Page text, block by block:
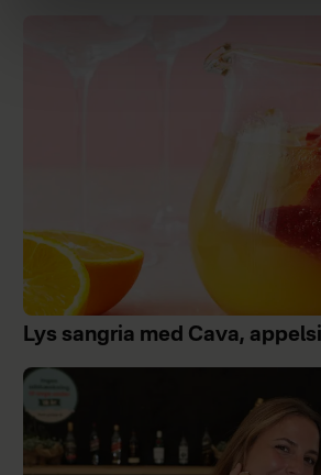
Lys sangria med Cava,